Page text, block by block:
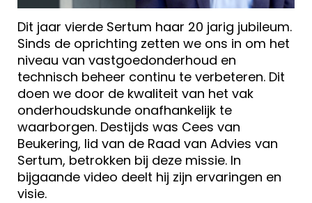
Dit jaar vierde Sertum haar 20 jarig jubileum.
Sinds de oprichting zetten we ons in om het
niveau van vastgoedonderhoud en
technisch beheer continu te verbeteren. Dit
doen we door de kwaliteit van het vak
onderhoudskunde onafhankelijk te
waarborgen. Destijds was Cees van
Beukering, lid van de Raad van Advies van
Sertum, betrokken bij deze missie. In
bijgaande video deelt hij zijn ervaringen en
visie.